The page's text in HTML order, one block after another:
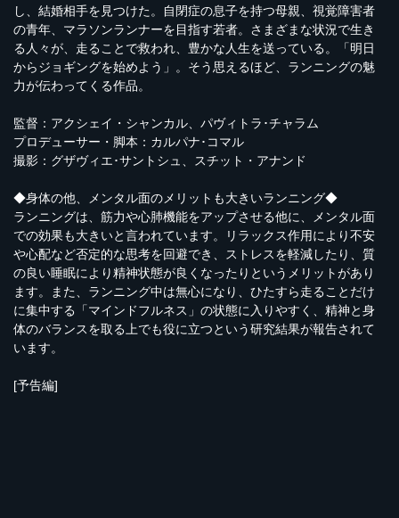
し、結婚相手を見つけた。自閉症の息子を持つ母親、視覚障害者
の青年、マラソンランナーを目指す若者。さまざまな状況で生き
る人々が、走ることで救われ、豊かな人生を送っている。「明日
からジョギングを始めよう」。そう思えるほど、ランニングの魅
力が伝わってくる作品。
監督：アクシェイ・シャンカル、パヴィトラ･チャラム
プロデューサー・脚本：カルパナ･コマル
撮影：グザヴィエ･サントシュ、スチット・アナンド
◆身体の他、メンタル面のメリットも大きいランニング◆
ランニングは、筋力や心肺機能をアップさせる他に、メンタル面
での効果も大きいと言われています。リラックス作用により不安
や心配など否定的な思考を回避でき、ストレスを軽減したり、質
の良い睡眠により精神状態が良くなったりというメリットがあり
ます。また、ランニング中は無心になり、ひたすら走ることだけ
に集中する「マインドフルネス」の状態に入りやすく、精神と身
体のバランスを取る上でも役に立つという研究結果が報告されて
います。
[予告編]